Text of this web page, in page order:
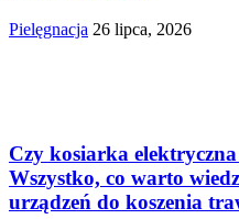
Pielęgnacja 26 lipca, 2026
Czy kosiarka
Wszystko, co warto
urządzeń do koszenia